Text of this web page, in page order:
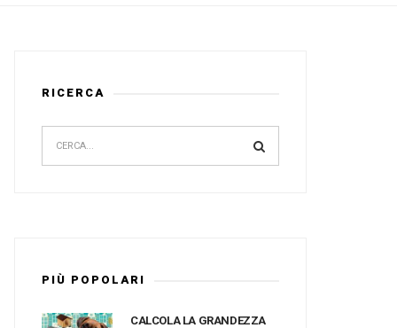
RICERCA
PIÙ POPOLARI
CALCOLA LA GRANDEZZA